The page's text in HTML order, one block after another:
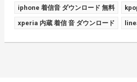
iphone 着信音 ダウンロード 無料
xperia 内蔵 着信 音 ダウンロード